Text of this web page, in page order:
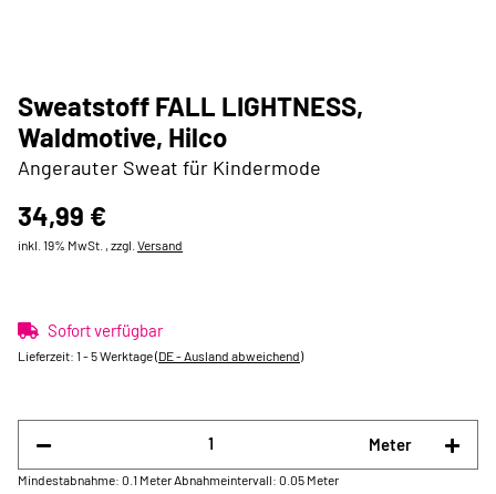
Sweatstoff FALL LIGHTNESS,
Waldmotive, Hilco
Angerauter Sweat für Kindermode
34,99 €
inkl. 19% MwSt. , zzgl. Versand
Sofort verfügbar
Lieferzeit: 1 - 5 Werktage(DE - Ausland abweichend)
Meter
Mindestabnahme: 0.1 Meter Abnahmeintervall: 0.05 Meter